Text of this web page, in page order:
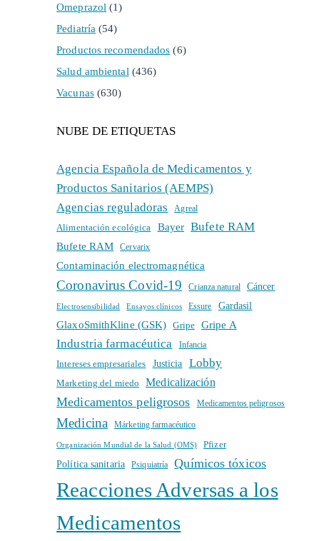
Omeprazol (1)
Pediatría (54)
Productos recomendados (6)
Salud ambiental (436)
Vacunas(630)
NUBE DE ETIQUETAS
Agencia Española de Medicamentos y
Productos Sanitarios (AEMPS)
Agencias reguladoras
Agreal
Alimentación ecológica Bayer Bufete RAM
Bufete RAM Cervarix
Contaminación electromagnética
Coronavirus Covid-19 Crianza natural Cáncer
Electrosensibilidad Ensayos clínicos Essure Gardasil
GlaxoSmithKline (GSK) Gripe Gripe A
Industria farmacéutica Infancia
Intereses empresariales Justicia Lobby
Marketing del miedo Medicalización
Medicamentos peligrosos Medicamentos peligrosos
Medicina Márketing farmacéutico
Organización Mundial de la Salud (OMS) Pfizer
Política sanitaria Psiquiatría Químicos tóxicos
Reacciones Adversas a los
Medicamentos